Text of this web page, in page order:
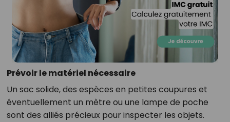
Prévoir le matériel nécessaire
Un sac solide, des espèces en petites coupures et
éventuellement un mètre ou une lampe de poche
sont des alliés précieux pour inspecter les objets.